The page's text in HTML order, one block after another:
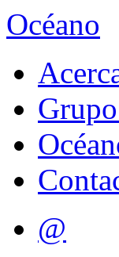
Océano
@